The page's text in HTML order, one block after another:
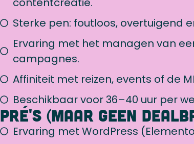
Sterke pen: foutloos, overtuigend
Ervaring met het managen van
campagnes.
Affiniteit met reizen, events of de
Beschikbaar voor 36–40 uur per
Pré's (maar geen
Ervaring met WordPress